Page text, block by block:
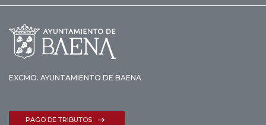
EXCMO. AYUNTAMIENTO DE BAENA
PAGO DE TRIBUTOS